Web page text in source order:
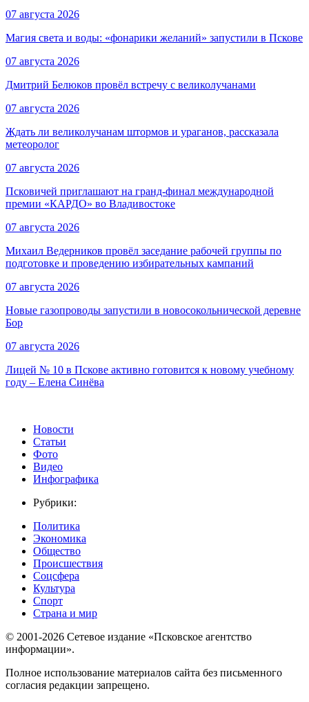
07 августа 2026
Магия света и воды: «фонарики желаний» запустили в Пскове
07 августа 2026
Дмитрий Белюков провёл встречу с великолучанами
07 августа 2026
Ждать ли великолучанам штормов и ураганов, рассказала
метеоролог
07 августа 2026
Псковичей приглашают на гранд‑финал международной
премии «КАРДО» во Владивостоке
07 августа 2026
Михаил Ведерников провёл заседание рабочей группы по
подготовке и проведению избирательных кампаний
07 августа 2026
Новые газопроводы запустили в новосокольнической деревне
Бор
07 августа 2026
Лицей № 10 в Пскове активно готовится к новому учебному
году – Елена Синёва
Новости
Статьи
Фото
Видео
Инфографика
Рубрики:
Политика
Экономика
Общество
Происшествия
Соцсфера
Культура
Спорт
Страна и мир
© 2001-2026 Сетевое издание «Псковское агентство
информации».
Полное использование материалов сайта без письменного
согласия редакции запрещено.